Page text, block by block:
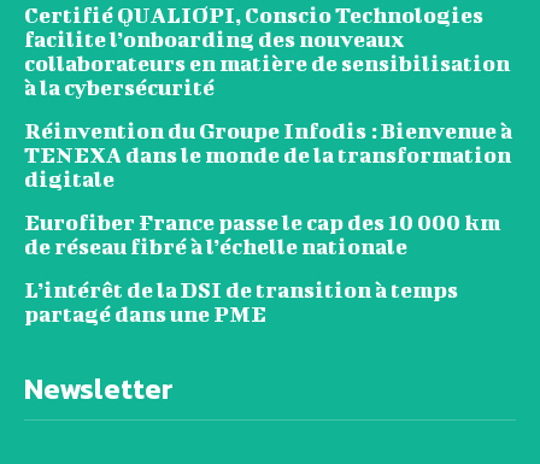
Certifié QUALIOPI, Conscio Technologies
facilite l’onboarding des nouveaux
collaborateurs en matière de sensibilisation
à la cybersécurité
Réinvention du Groupe Infodis : Bienvenue à
TENEXA dans le monde de la transformation
digitale
Eurofiber France passe le cap des 10 000 km
de réseau fibré à l’échelle nationale
L’intérêt de la DSI de transition à temps
partagé dans une PME
Newsletter